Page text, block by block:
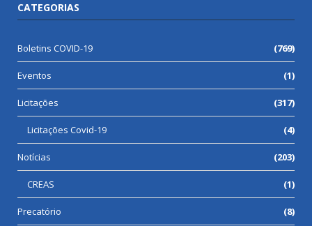
CATEGORIAS
Boletins COVID-19 (769)
Eventos (1)
Licitações (317)
Licitações Covid-19 (4)
Notícias (203)
CREAS (1)
Precatório (8)